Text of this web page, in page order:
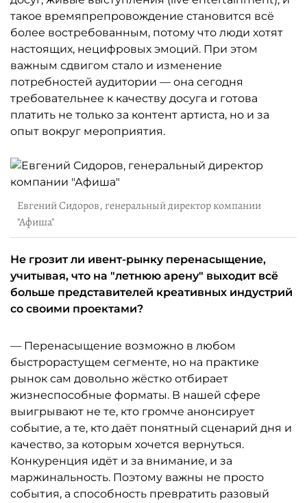
такое времяпрепровождение становится всё
более востребованным, потому что люди хотят
настоящих, нецифровых эмоций. При этом
важным сдвигом стало и изменение
потребностей аудитории — она сегодня
требовательнее к качеству досуга и готова
платить не только за контент артиста, но и за
опыт вокруг мероприятия.
Евгений Сидоров, генеральный директор компании
"Афиша"
Не грозит ли ивент-рынку перенасыщение,
учитывая, что на "летнюю арену" выходит всё
больше представителей креативных индустрий
со своими проектами?
— Перенасыщение возможно в любом
быстрорастущем сегменте, но на практике
рынок сам довольно жёстко отбирает
жизнеспособные форматы. В нашей сфере
выигрывают не те, кто громче анонсирует
событие, а те, кто даёт понятный сценарий дня и
качество, за которым хочется вернуться.
Конкуренция идёт и за внимание, и за
маржинальность. Поэтому важны не просто
события, а способность превратить разовый